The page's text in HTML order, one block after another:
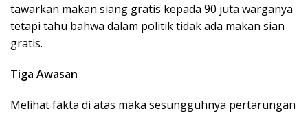
tawarkan makan siang gratis kepada 90 juta warganya
tetapi tahu bahwa dalam politik tidak ada makan sian
gratis.
Tiga Awasan
Melihat fakta di atas maka sesungguhnya pertarungan